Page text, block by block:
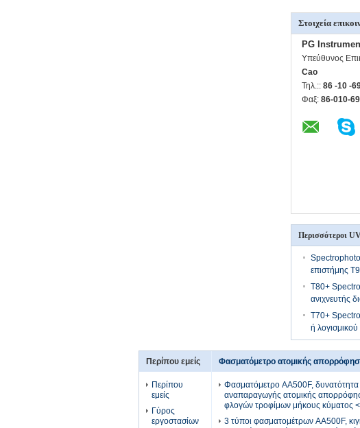
Στοιχεία
PG
Υπεύθυνος
Cao
Τηλ.:: 86 -10 -
Φαξ: 86-010-
Περισσότεροι
επιστήμης
T80+
ανιχνευτής
T70+
ή λογισμικού
Περίπου εμείς
Περίπου
εμείς
Γύρος
εργοστασίων
Φασματόμετρο ατομικής
Φασματόμετρο AA500F, δυνατότητα
αναπαραγωγής ατομικής
φλογών τροφίμων μήκους κύματος
3 τύποι φασματομέτρων AA500F,